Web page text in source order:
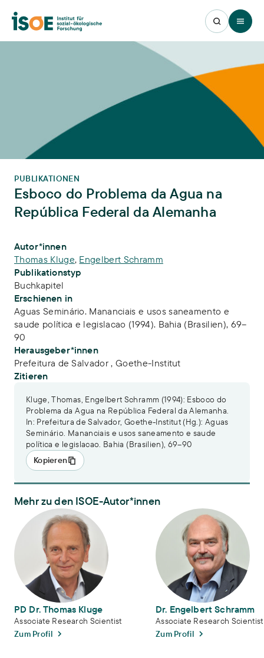
Open
PUBLIKATIONEN
Esboco do Problema da Agua na
República Federal da Alemanha
Publikations-Infos
Autor*innen
Thomas Kluge, Engelbert Schramm
Publikationstyp
Buchkapitel
Erschienen in
Aguas Seminário. Mananciais e usos saneamento e
saude política e legislacao (1994). Bahia (Brasilien), 69–
90
Herausgeber*innen
Prefeitura de Salvador , Goethe-Institut
Zitieren
Kluge, Thomas, Engelbert Schramm (1994): Esboco do
Problema da Agua na República Federal da Alemanha.
In: Prefeitura de Salvador, Goethe-Institut (Hg.): Aguas
Seminário. Mananciais e usos saneamento e saude
política e legislacao. Bahia (Brasilien), 69–90
Kopieren
Mehr zu den ISOE-Autor*innen
PD Dr. Thomas Kluge
PD Dr. Thomas Kluge
Associate Research Scientist
Zum Profil
Dr. Engelbert Schramm
Dr. Engelbert Schramm
Associate Research Scientist
Zum Profil